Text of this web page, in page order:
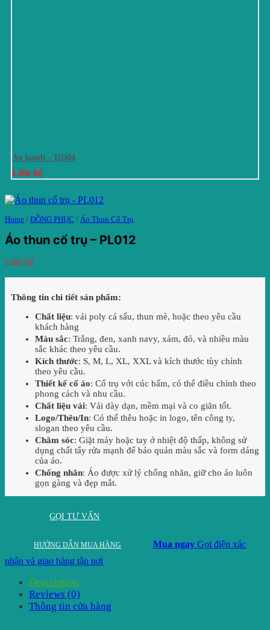
Áo hoodi – HD04
Liên hệ
Home / ĐỒNG PHỤC / Áo Thun Cổ Trụ
Áo thun cổ trụ – PL012
Liên hệ
Thông tin chi tiết sản phẩm:
Chất liệu: vải poly cá sấu, thun mè, hoặc theo yêu cầu
khách hàng
Màu sắc: Trắng, đen, xanh navy, xám, đỏ, và nhiều màu
sắc khác theo yêu cầu.
Kích thước: S, M, L, XL, XXL và kích thước tùy chỉnh
theo yêu cầu.
Thiết kế cổ áo: Cổ trụ với cúc bấm, có thể điều chỉnh theo
phong cách và nhu cầu.
Chất liệu vải: Vải dày dạn, mềm mại và co giãn tốt.
Logo/Thêu/In: Có thể thêu hoặc in logo, tên công ty,
slogan theo yêu cầu.
Chăm sóc: Giặt máy hoặc tay ở nhiệt độ thấp, không sử
dụng chất tẩy rửa mạnh để bảo quản màu sắc và form dáng
của áo.
Chống nhăn: Áo được xử lý chống nhăn, giữ cho áo luôn
gọn gàng và đẹp mắt.
GỌI TƯ VẤN
HƯỚNG DẪN MUA HÀNG Mua ngay Gọi điện xác
nhận và giao hàng tận nơi
Description
Reviews (0)
Thông tin cửa hàng